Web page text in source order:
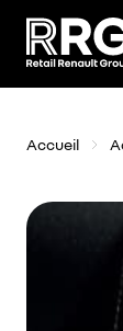
Accueil